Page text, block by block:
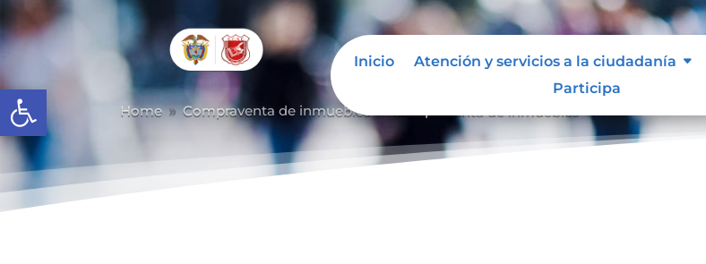
Abrir barra de herramientas
Inicio Atención y servicios a la ciudadanía
Participa
Home 9 Compraventa de inmuebles